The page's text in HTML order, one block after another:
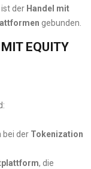
der Handel mit
gebunden.
EQUITY
bei der Tokenization
, die